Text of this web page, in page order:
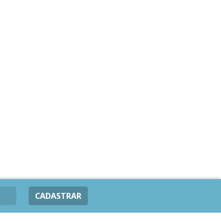
CADASTRAR